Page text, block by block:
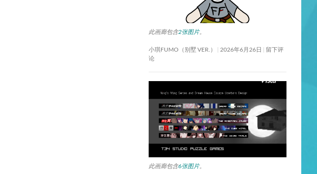
此画廊包含2张图片。
小琪FUMO（别墅 VER.） 2026年6月26日
留下评
论
此画廊包含6张图片。